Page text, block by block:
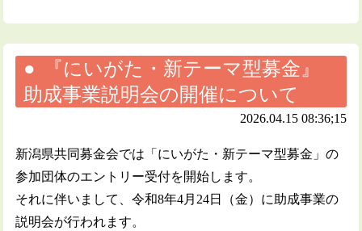
『にいがた・新テーマ型募金』
助成事業説明会の開催について
2026.04.15 08:36;15
新潟県共同募金会では「にいがた・新テーマ型募金」の
参加団体のエントリー受付を開始します。
それに伴いまして、令和8年4月24日（金）に助成事業の
説明会が行われます。